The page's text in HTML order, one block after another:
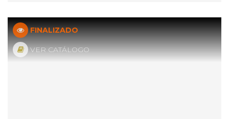
FINALIZADO
VER CATÁLOGO